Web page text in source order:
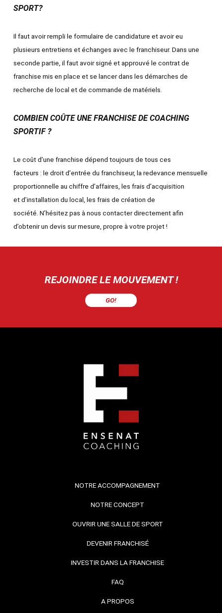
SPORT?
Il faut avoir rempli le formulaire de candidature et avoir eu
plusieurs entretiens et échanges avec le franchiseur. Dans une
seconde partie, il faut avoir signé et approuvé le contrat de
franchise mis en place et se lancer dans les démarches de
recherche de local et de commande de matériels.
COMBIEN COÛTE UNE FRANCHISE DE COACHING
SPORTIF ?
Le coût d’une franchise dépend toujours de tous ces
facteurs : le droit d’entrée du franchiseur, la redevance mensuelle
proportionnelle au chiffre d’affaires, les frais d’acquisition
et d’installation du local, les frais de création de
société. N’hésitez pas à nous contacter directement afin
d’obtenir un devis sur mesure, propre à votre projet !
REJOINDRE LE MOUVEMENT !
GO!
NOTRE ACCOMPAGNEMENT
NOTRE CONCEPT
OUVRIR UNE SALLE DE SPORT
DEVENIR FRANCHISÉ
INVESTIR DANS LA FRANCHISE
FAQ
A PROPOS